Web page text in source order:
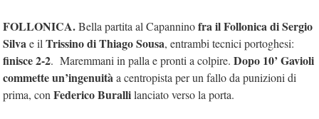
FOLLONICA.Bella partita al Capanninofra il Follonica di Sergio
Silvae il Trissino di Thiago Sousa, entrambi tecnici portoghesi:
finisce 2-2. Maremmani in palla e pronti a colpire. Dopo 10’ Gavioli
commette un’ingenuitàa centropista per un fallo da punizioni di
prima, con Federico Burallilanciato verso la porta.